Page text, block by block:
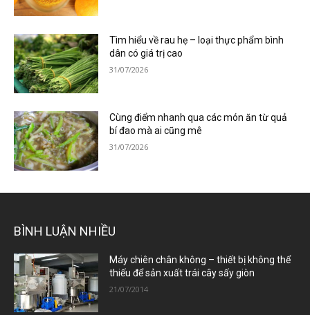
Tìm hiểu về rau hẹ – loại thực phẩm bình
dân có giá trị cao
31/07/2026
Cùng điểm nhanh qua các món ăn từ quả
bí đao mà ai cũng mê
31/07/2026
BÌNH LUẬN NHIỀU
Máy chiên chân không – thiết bị không thể
thiếu để sản xuất trái cây sấy giòn
21/07/2014